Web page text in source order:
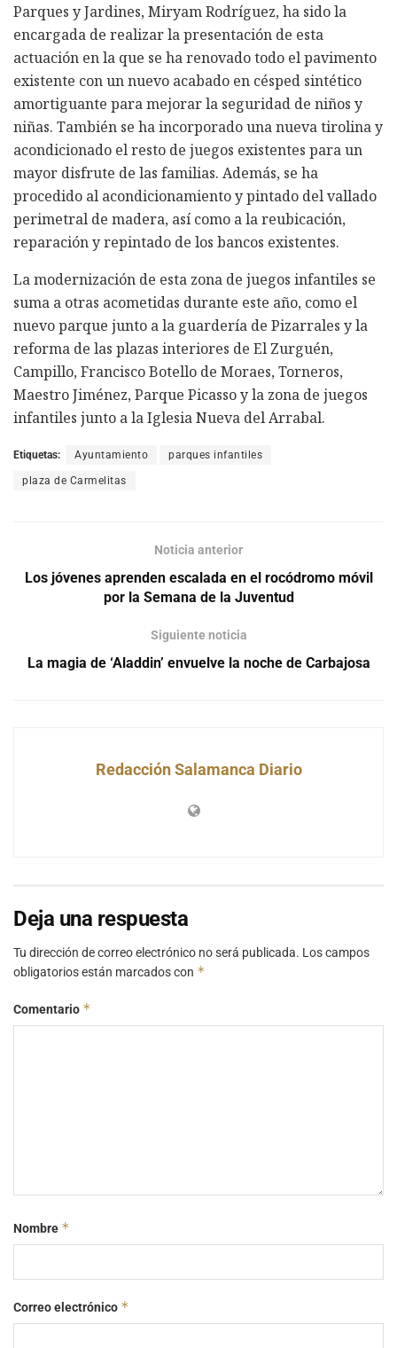
Parques y Jardines, Miryam Rodríguez, ha sido la
encargada de realizar la presentación de esta
actuación en la que se ha renovado todo el pavimento
existente con un nuevo acabado en césped sintético
amortiguante para mejorar la seguridad de niños y
niñas. También se ha incorporado una nueva tirolina y
acondicionado el resto de juegos existentes para un
mayor disfrute de las familias. Además, se ha
procedido al acondicionamiento y pintado del vallado
perimetral de madera, así como a la reubicación,
reparación y repintado de los bancos existentes.
La modernización de esta zona de juegos infantiles se
suma a otras acometidas durante este año, como el
nuevo parque junto a la guardería de Pizarrales y la
reforma de las plazas interiores de El Zurguén,
Campillo, Francisco Botello de Moraes, Torneros,
Maestro Jiménez, Parque Picasso y la zona de juegos
infantiles junto a la Iglesia Nueva del Arrabal.
Etiquetas: Ayuntamiento parques infantiles
plaza de Carmelitas
Noticia anterior
Los jóvenes aprenden escalada en el rocódromo móvil
por la Semana de la Juventud
Siguiente noticia
La magia de ‘Aladdin’ envuelve la noche de Carbajosa
Redacción Salamanca Diario
Deja una respuesta
Tu dirección de correo electrónico no será publicada. Los campos
obligatorios están marcados con *
Comentario *
Nombre *
Correo electrónico *